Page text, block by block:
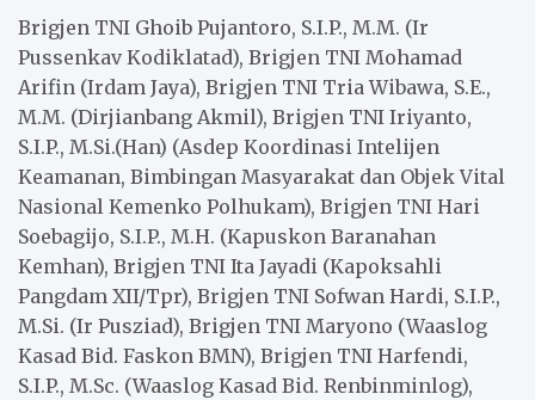
Brigjen TNI Ghoib Pujantoro, S.I.P., M.M. (Ir
Pussenkav Kodiklatad), Brigjen TNI Mohamad
Arifin (Irdam Jaya), Brigjen TNI Tria Wibawa, S.E.,
M.M. (Dirjianbang Akmil), Brigjen TNI Iriyanto,
S.I.P., M.Si.(Han) (Asdep Koordinasi Intelijen
Keamanan, Bimbingan Masyarakat dan Objek Vital
Nasional Kemenko Polhukam), Brigjen TNI Hari
Soebagijo, S.I.P., M.H. (Kapuskon Baranahan
Kemhan), Brigjen TNI Ita Jayadi (Kapoksahli
Pangdam XII/Tpr), Brigjen TNI Sofwan Hardi, S.I.P.,
M.Si. (Ir Pusziad), Brigjen TNI Maryono (Waaslog
Kasad Bid. Faskon BMN), Brigjen TNI Harfendi,
S.I.P., M.Sc. (Waaslog Kasad Bid. Renbinminlog),